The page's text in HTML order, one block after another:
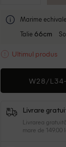
Marime
Talie 66cm
Ultimul produs
W28/L34-
Livrare
Livrarea
mare de 149.00